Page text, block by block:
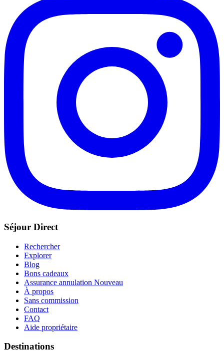
Séjour Direct
Rechercher
Explorer
Blog
Bons cadeaux
Assurance annulation Nouveau
À propos
Sans commission
Contact
FAQ
Aide propriétaire
Destinations